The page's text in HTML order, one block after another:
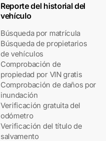
Reporte del historial del
vehículo
Búsqueda por matrícula
Búsqueda de propietarios
de vehículos
Comprobación de
propiedad por VIN gratis
Comprobación de daños por
inundación
Verificación gratuita del
odómetro
Verificación del título de
salvamento